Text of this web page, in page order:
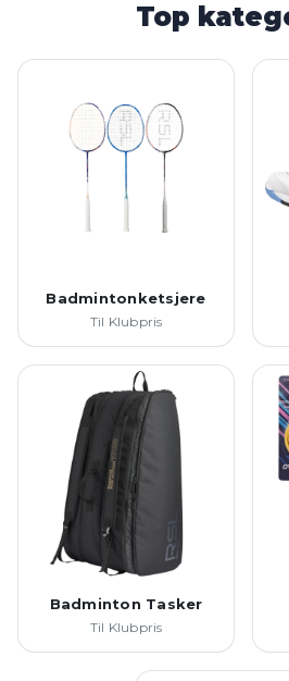
Top
Badmintonketsjere
Til Klubpris
Badminton Tasker
Til Klubpris